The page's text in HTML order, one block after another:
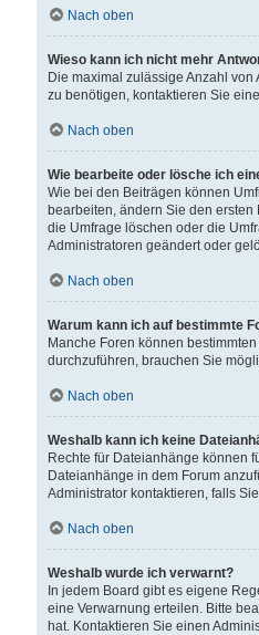
Nach oben
Wieso kann ich nicht mehr
Die maximal zulässige Anzahl
zu benötigen, kontaktieren Sie
Nach oben
Wie bearbeite oder lösche ich
Wie bei den Beiträgen können
bearbeiten, ändern Sie den
die Umfrage löschen oder die
Administratoren geändert oder
Nach oben
Warum kann ich auf bestimmte
Manche Foren können
durchzuführen, brauchen Sie
Nach oben
Weshalb kann ich keine
Rechte für Dateianhänge können
Dateianhänge in dem Forum
Administrator kontaktieren, falls
Nach oben
Weshalb wurde ich verwarnt?
In jedem Board gibt es eigene
eine Verwarnung erteilen. Bitte
hat. Kontaktieren Sie einen